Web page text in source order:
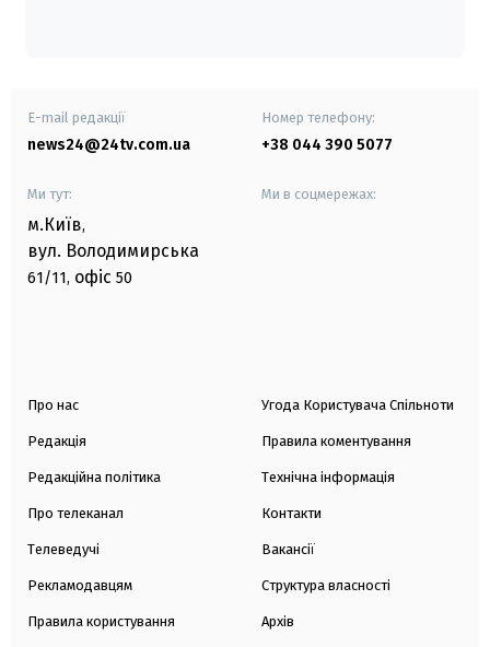
E-mail редакції
news24@24tv.com.ua
Номер телефону:
+38 044 390 5077
Ми тут:
м.Київ,
вул. Володимирська
61/11, офіс 50
Ми в соцмережах:
Про нас
Редакція
Редакційна політика
Про телеканал
Телеведучі
Рекламодавцям
Правила користування
Угода Користувача Спільноти
Правила коментування
Технічна інформація
Контакти
Вакансії
Структура власності
Архів